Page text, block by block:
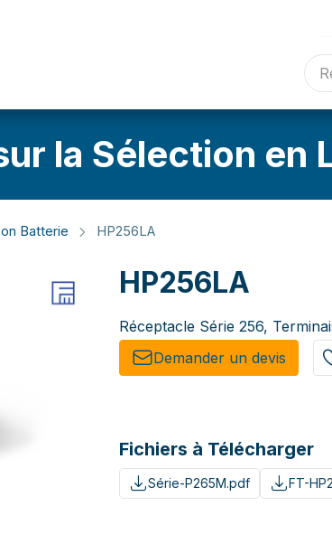
Sélection en ligne
la Sélection en
Batterie HP256LA
HP256LA
Réceptacle Série 256,
Demander un de​​vis​​
Fichiers à Télécharger
Série-P265M.pdf FT-